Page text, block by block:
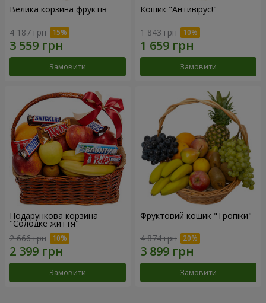
Велика корзина фруктів
4 187 грн
Замовити
Кошик "Антивірус!"
1 843 грн
Замовити
Подарункова корзина
"Солодке життя"
2 666 грн
Замовити
Фруктовий кошик "Тропіки"
4 874 грн
Замовити